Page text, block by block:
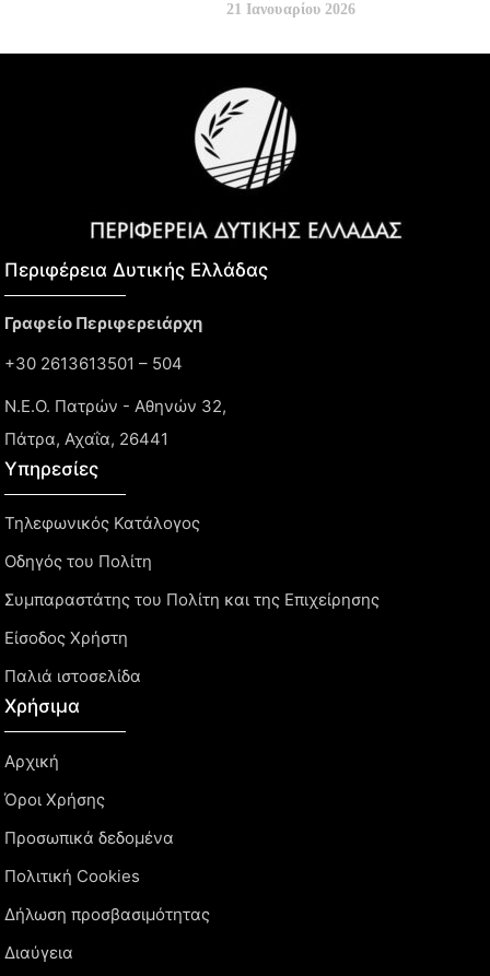
21 Ιανουαρίου 2026
Περιφέρεια Δυτικής Ελλάδας​
Γραφείο Περιφερειάρχη
+30 2613613501 – 504
Ν.Ε.Ο. Πατρών - Αθηνών 32,
Πάτρα, Αχαΐα, 26441
Υπηρεσίες
Τηλεφωνικός Κατάλογος
Οδηγός του Πολίτη
Συμπαραστάτης του Πολίτη και της Επιχείρησης
Είσοδος Χρήστη
Παλιά ιστοσελίδα
Χρήσιμα
Αρχική
Όροι Χρήσης
Προσωπικά δεδομένα
Πολιτική Cookies
Δήλωση προσβασιμότητας
Διαύγεια